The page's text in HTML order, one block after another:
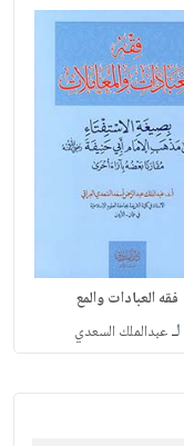
فقه العبادات والمع
لـعبدالملك السعدي